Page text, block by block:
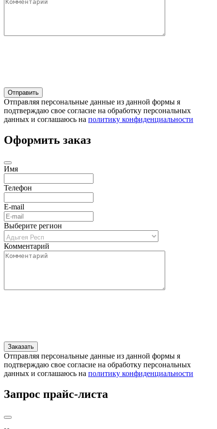
Отправляя персональные данные из данной формы я
подтверждаю свое согласие на обработку персональных
данных и соглашаюсь на политику конфиденциальности
Оформить заказ
Имя
Телефон
E-mail
Выберите регион
Комментарий
Отправляя персональные данные из данной формы я
подтверждаю свое согласие на обработку персональных
данных и соглашаюсь на политику конфиденциальности
Запрос прайс-листа